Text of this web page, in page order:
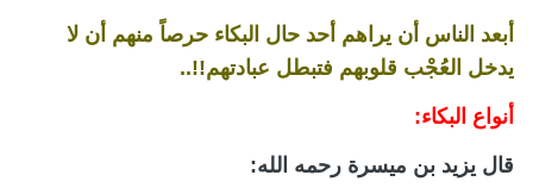
أبعد الناس أن يراهم أحد حال البكاء حرصاً منهم أن لا
يدخل العُجْب قلوبهم فتبطل عبادتهم!!..
أنواع البكاء:
قال يزيد بن ميسرة رحمه الله: